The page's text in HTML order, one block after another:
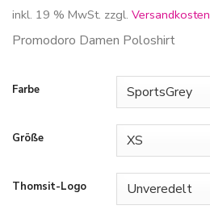
inkl. 19 % MwSt. zzgl. Versandkosten
Promodoro Damen Poloshirt
Farbe
Größe
Thomsit-Logo